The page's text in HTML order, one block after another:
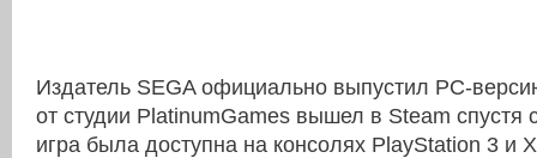
Издатель SEGA официально выпустил PC-
от студии PlatinumGames вышел в Steam
игра была доступна на консолях PlayStation 3 и